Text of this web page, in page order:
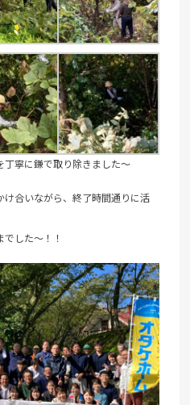
寧に鎌で取り除きました～
合いながら、終了時間通りに活
した～！！